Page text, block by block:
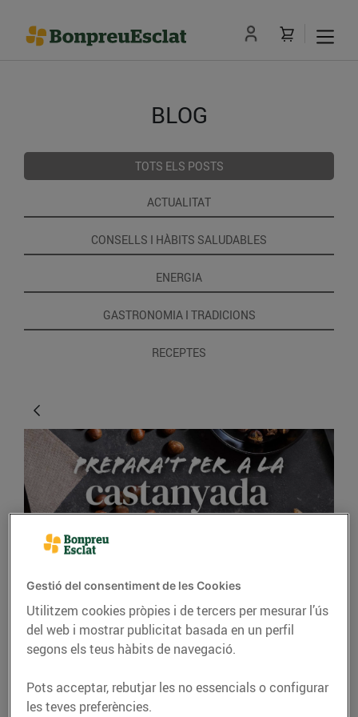
BLOG
TOTS ELS POSTS
ACTUALITAT
CONSELLS I HÀBITS SALUDABLES
ENERGIA
GASTRONOMIA I TRADICIONS
RECEPTES
GASTRONOMIA I TRADICIONS
Idees per celebrar la
Castanyada a casa
13/d’octubre/2023
Gestió del consentiment de les Cookies
Utilitzem cookies pròpies i de tercers per mesurar l’ús
del web i mostrar publicitat basada en un perfil
segons els teus hàbits de navegació.
Pots acceptar, rebutjar les no essencials o configurar
les teves preferències.